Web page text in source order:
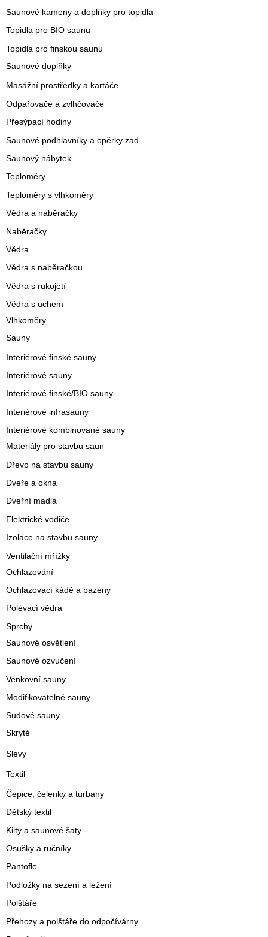
Saunové kameny a doplňky pro topidla
Topidla pro BIO saunu
Topidla pro finskou saunu
Saunové doplňky
Masážní prostředky a kartáče
Odpařovače a zvlhčovače
Přesýpací hodiny
Saunové podhlavníky a opěrky zad
Saunový nábytek
Teploměry
Teploměry s vlhkoměry
Vědra a naběračky
Naběračky
Vědra
Vědra s naběračkou
Vědra s rukojetí
Vědra s uchem
Vlhkoměry
Sauny
Interiérové finské sauny
Interiérové sauny
Interiérové finské/BIO sauny
Interiérové infrasauny
Interiérové kombinované sauny
Materiály pro stavbu saun
Dřevo na stavbu sauny
Dveře a okna
Dveřní madla
Elektrické vodiče
Izolace na stavbu sauny
Ventilační mřížky
Ochlazování
Ochlazovací kádě a bazény
Polévací vědra
Sprchy
Saunové osvětlení
Saunové ozvučení
Venkovní sauny
Modifikovatelné sauny
Sudové sauny
Skryté
Slevy
Textil
Čepice, čelenky a turbany
Dětský textil
Kilty a saunové šaty
Osušky a ručníky
Pantofle
Podložky na sezení a ležení
Polštáře
Přehozy a polštáře do odpočívárny